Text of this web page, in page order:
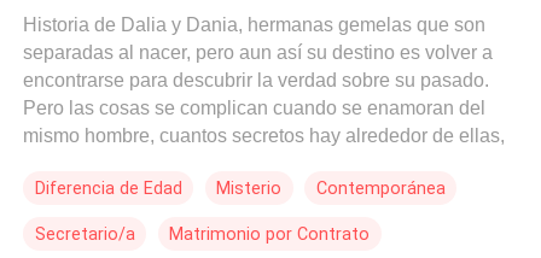
Historia de Dalia y Dania, hermanas gemelas que son
separadas al nacer, pero aun así su destino es volver a
encontrarse para descubrir la verdad sobre su pasado.
Pero las cosas se complican cuando se enamoran del
mismo hombre, cuantos secretos hay alrededor de ellas,
Diferencia de Edad Misterio Contemporánea
Secretario/a Matrimonio por Contrato